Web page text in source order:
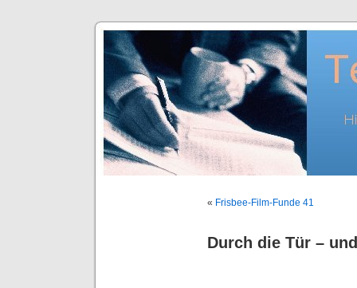
« Frisbee-Film-Funde 41
Durch die Tür –